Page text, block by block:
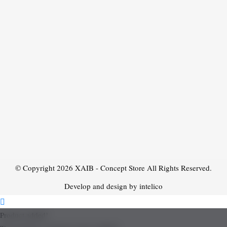
© Copyright 2026 XAIB - Concept Store All Rights Reserved.
Develop and design by intelico
Product added!